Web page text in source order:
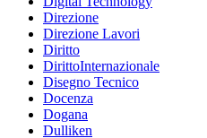
Direzione
Direzione Lavori
Diritto
DirittoInternazionale
Disegno Tecnico
Docenza
Dogana
Dulliken